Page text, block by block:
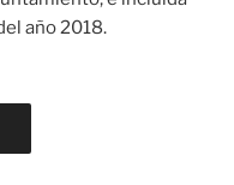
año 2018.